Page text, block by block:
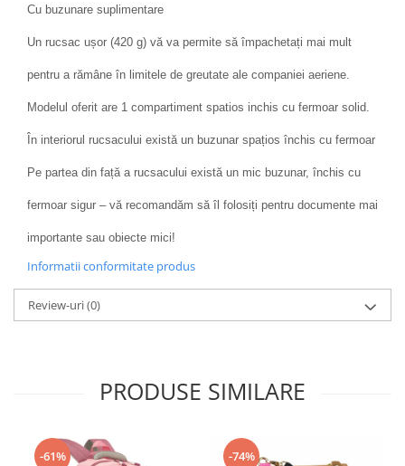
Cu buzunare suplimentare
Un rucsac ușor (420 g) vă va permite să împachetați mai mult
pentru a rămâne în limitele de greutate ale companiei aeriene.
Modelul oferit are 1 compartiment spatios inchis cu fermoar solid.
În interiorul rucsacului există un buzunar spațios închis cu fermoar
Pe partea din față a rucsacului există un mic buzunar, închis cu
fermoar sigur – vă recomandăm să îl folosiți pentru documente mai
importante sau obiecte mici!
Informatii conformitate produs
Review-uri(0)
PRODUSE SIMILARE
-61% -74%